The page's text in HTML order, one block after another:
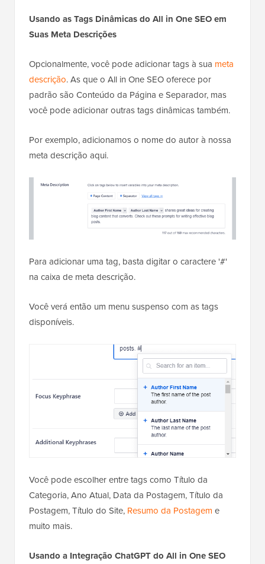
Usando as Tags Dinâmicas do All in One SEO em
Suas Meta Descrições
Opcionalmente, você pode adicionar tags à sua meta
descrição. As que o All in One SEO oferece por
padrão são Conteúdo da Página e Separador, mas
você pode adicionar outras tags dinâmicas também.
Por exemplo, adicionamos o nome do autor à nossa
meta descrição aqui.
Para adicionar uma tag, basta digitar o caractere '#'
na caixa de meta descrição.
Você verá então um menu suspenso com as tags
disponíveis.
Você pode escolher entre tags como Título da
Categoria, Ano Atual, Data da Postagem, Título da
Postagem, Título do Site, Resumo da Postagem e
muito mais.
Usando a Integração ChatGPT do All in One SEO